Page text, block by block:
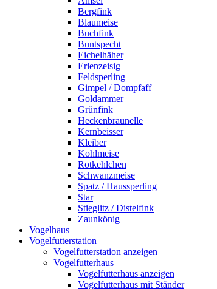
Bergfink
Blaumeise
Buchfink
Buntspecht
Eichelhäher
Erlenzeisig
Feldsperling
Gimpel / Dompfaff
Goldammer
Grünfink
Heckenbraunelle
Kernbeisser
Kleiber
Kohlmeise
Rotkehlchen
Schwanzmeise
Spatz / Haussperling
Star
Stieglitz / Distelfink
Zaunkönig
Vogelhaus
Vogelfutterstation
Vogelfutterstation anzeigen
Vogelfutterhaus
Vogelfutterhaus anzeigen
Vogelfutterhaus mit Ständer